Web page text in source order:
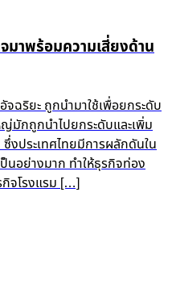
มาพร้อมความเสี่ยงด้าน
จฉริยะ ถูกนำมาใช้เพื่อยกระดับ
มักถูกนำไปยกระดับและเพิ่ม
งประเทศไทยมีการผลักดันใน
นอย่างมาก ทำให้ธุรกิจท่อง
กิจโรงแรม […]